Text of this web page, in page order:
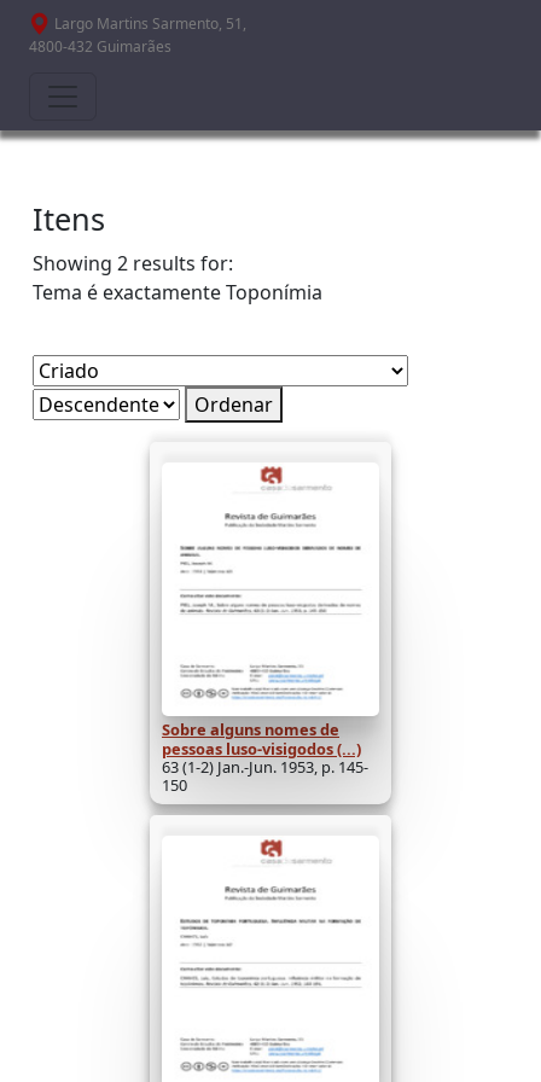
Passar para o conteúdo principal
Largo Martins Sarmento, 51,
4800-432 Guimarães
Itens
Showing 2 results for:
Tema é exactamenteToponímia
Ordenar
Sobre alguns nomes de
pessoas luso-visigodos (...)
63 (1-2) Jan.-Jun. 1953, p. 145-
150